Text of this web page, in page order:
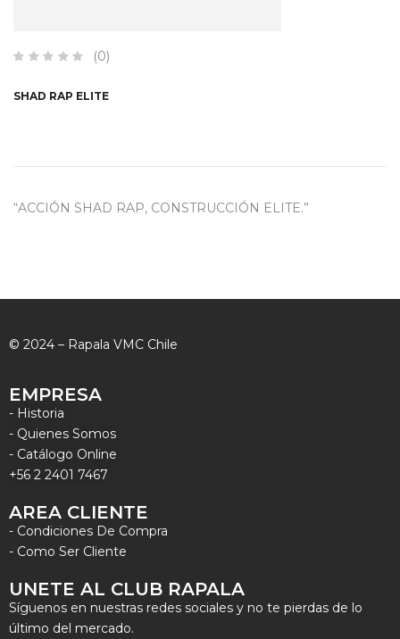
(0)
SHAD RAP ELITE
“ACCIÓN SHAD RAP, CONSTRUCCIÓN ELITE.”
© 2024 – Rapala VMC Chile
EMPRESA
- Historia
- Quienes Somos
- Catálogo Online
+56 2 2401 7467
AREA CLIENTE
- Condiciones De Compra
- Como Ser Cliente
UNETE AL CLUB RAPALA
Síguenos en nuestras redes sociales y no te pierdas de lo
último del mercado.